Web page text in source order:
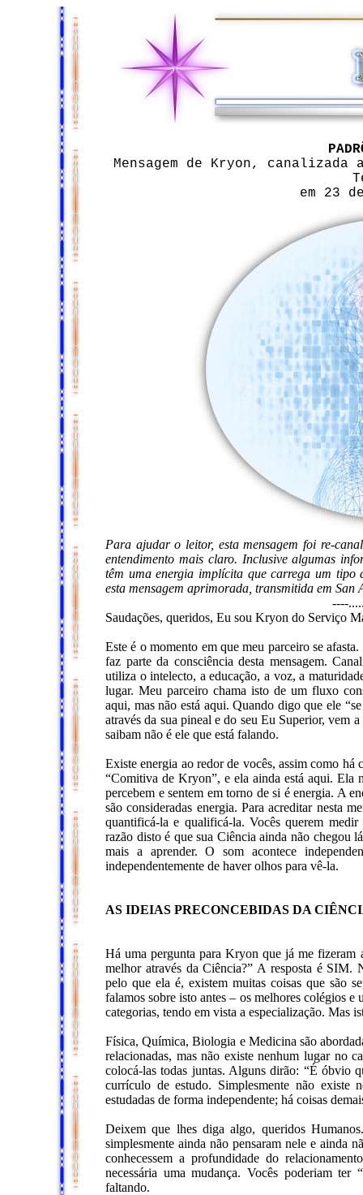
Mensagem de Kryon,
em 23
Para ajudar o leitor, esta mensagem foi re-
entendimento mais claro. Inclusive algumas
têm uma energia implícita que carrega um tipo
esta mensagem aprimorada, transmitida em San
----
Saudações, queridos, Eu sou Kryon do Serviço
Este é o momento em que meu parceiro se
faz parte da consciência desta mensagem.
utiliza o intelecto, a educação, a voz, a
lugar. Meu parceiro chama isto de um fluxo
aqui, mas não está aqui. Quando digo que ele
através da sua pineal e do seu Eu Superior, vem
saibam não é ele que está falando.
Existe energia ao redor de vocês, assim como
“Comitiva de Kryon”, e ela ainda está aqui. Ela
percebem e sentem em torno de si é energia. A
são consideradas energia. Para acreditar nesta
quantificá-la e qualificá-la. Vocês querem
razão disto é que sua Ciência ainda não chegou
mais a aprender. O som acontece
independentemente de haver olhos para vê-la.
AS IDEIAS PRECONCEBIDAS DA
Há uma pergunta para Kryon que já me fizeram
melhor através da Ciência?” A resposta é SIM.
pelo que ela é, existem muitas coisas que são
falamos sobre isto antes – os melhores colégios e
categorias, tendo em vista a especialização. Mas
Física, Química, Biologia e Medicina são
relacionadas, mas não existe nenhum lugar no
colocá-las todas juntas. Alguns dirão: “É óbvio
currículo de estudo. Simplesmente não existe
estudadas de forma independente; há coisas
Deixem que lhes diga algo, queridos
simplesmente ainda não pensaram nele e ainda
conhecessem a profundidade do
necessária uma mudança. Vocês poderiam ter
faltando.